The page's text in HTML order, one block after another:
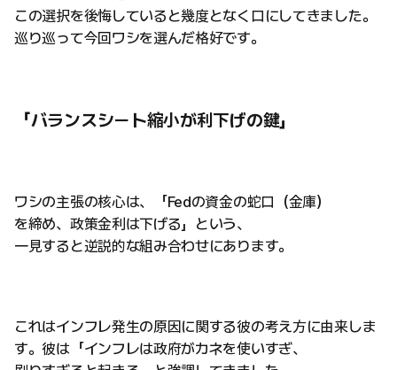
この選択を後悔していると幾度となく口にしてきました。
巡り巡って今回ワシを選んだ格好です。
「バランスシート縮小が利下げの鍵」
ワシの主張の核心は、「Fedの資金の蛇口（金庫）
を締め、政策金利は下げる」という、
一見すると逆説的な組み合わせにあります。
これはインフレ発生の原因に関する彼の考え方に由来しま
す。彼は「インフレは政府がカネを使いすぎ、